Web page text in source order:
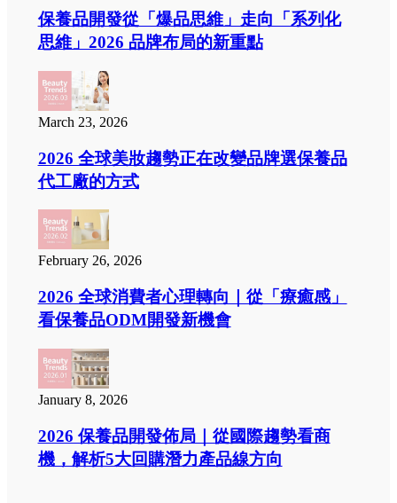
保養品開發從「爆品思維」走向「系列化
思維」2026 品牌布局的新重點
March 23, 2026
2026 全球美妝趨勢正在改變品牌選保養品
代工廠的方式
February 26, 2026
2026 全球消費者心理轉向｜從「療癒感」
看保養品ODM開發新機會
January 8, 2026
2026 保養品開發佈局｜從國際趨勢看商
機，解析5大回購潛力產品線方向